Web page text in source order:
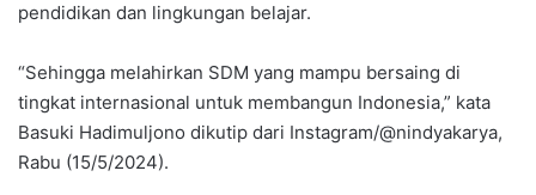
pendidikan dan lingkungan belajar.
“Sehingga melahirkan SDM yang mampu bersaing di
tingkat internasional untuk membangun Indonesia,” kata
Basuki Hadimuljono dikutip dari Instagram/@nindyakarya,
Rabu (15/5/2024).